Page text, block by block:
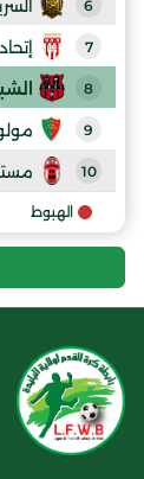
6
7
8
9
10
الهبوط